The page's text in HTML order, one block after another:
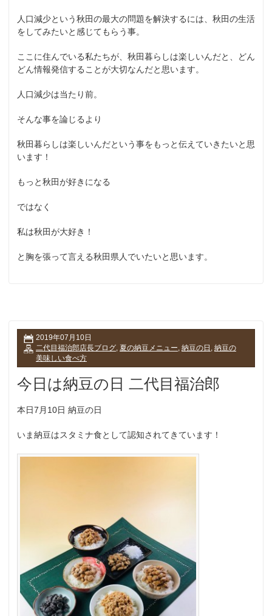
人口減少という秋田の最大の問題を解決するには、秋田の生活
をしてみたいと感じてもらう事。
ここに住んでいる私たちが、秋田暮らしは楽しいんだと、どん
どん情報発信することが大切なんだと思います。
人口減少は当たり前。
そんな事を論じるより
秋田暮らしは楽しいんだという事をもっと伝えていきたいと思
います！
もっと秋田が好きになる
ではなく
私は秋田が大好き！
と胸を張って言える秋田県人でいたいと思います。
2019年07月10日
二代目福治郎店長ブログ, 夏の納豆メニュー, 納豆の日 , 納豆の
美味しい食べ方
今日は納豆の日 二代目福治郎
本日7月10日 納豆の日
いま納豆はスタミナ食として認知されてきています！